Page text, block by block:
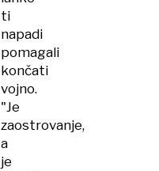
ti
napadi
pomagali
končati
vojno.
"Je
zaostrovanje,
a
je